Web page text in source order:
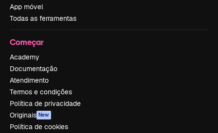
App móvel
Todas as ferramentas
Começar
Academy
Documentação
Atendimento
Termos e condições
Política de privacidade
Originais New
Política de cookies